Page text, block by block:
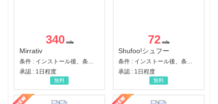
340
Mirrativ
条件 : インストール後、条件達成
承認 : 1日程度
無料
72
Shufoo!シュフー
条件 : インストール後、条件達成
承認 : 1日程度
無料